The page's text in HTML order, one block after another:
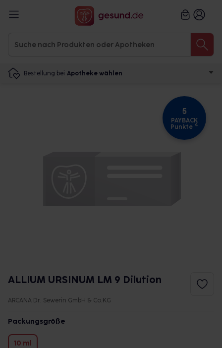
Bestellung bei Apotheke wählen
5
PAYBACK
Punkte 4
ALLIUM URSINUM LM 9 Dilution
ARCANA Dr. Sewerin GmbH & Co.KG
Packungsgröße
10 ml